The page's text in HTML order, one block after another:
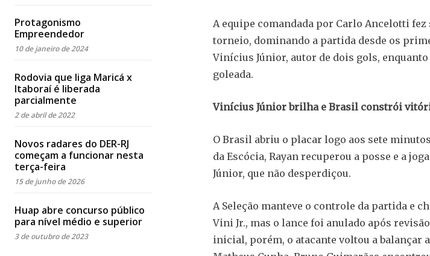
Protagonismo
Empreendedor
10 de janeiro de 2024
Rodovia que liga Maricá x
Itaboraí é liberada
parcialmente
2 de abril de 2022
Novos radares do DER-RJ
começam a funcionar nesta
terça-feira
15 de junho de 2026
Huap abre concurso público
para nível médio e superior
3 de outubro de 2023
A equipe comandada por Carlo Ancelotti
torneio, dominando a partida desde os
Vinícius Júnior, autor de dois gols,
goleada.
Vinícius Júnior brilha e Brasil constrói
O Brasil abriu o placar logo aos sete
da Escócia, Rayan recuperou a posse e a
Júnior, que não desperdiçou.
A Seleção manteve o controle da partida e
Vini Jr., mas o lance foi anulado após
inicial, porém, o atacante voltou a balançar